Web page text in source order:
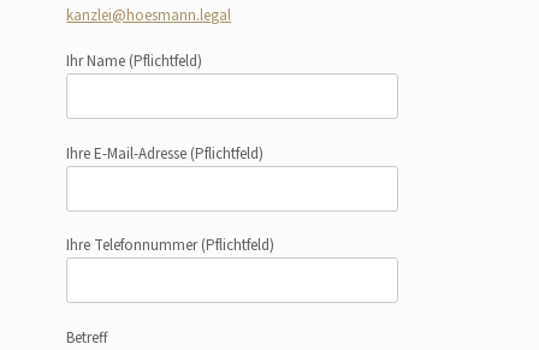
kanzlei@hoesmann.legal
Ihr Name (Pflichtfeld)
Ihre E-Mail-Adresse (Pflichtfeld)
Ihre Telefonnummer(Pflichtfeld)
Betreff